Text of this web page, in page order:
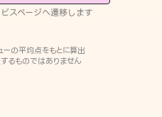
スページへ遷移します
の平均点をもとに算出
るものではありません